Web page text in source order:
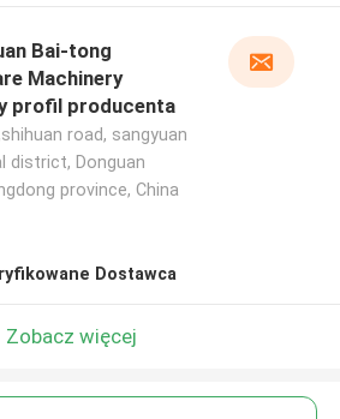
Bai-tong
Machinery
profil producenta
road, sangyuan
district, Donguan
province, China
Dostawca
Zobacz więcej